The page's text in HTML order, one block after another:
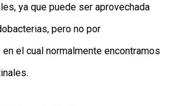
ya que puede ser aprovechada
pero no por
el cual normalmente encontramos